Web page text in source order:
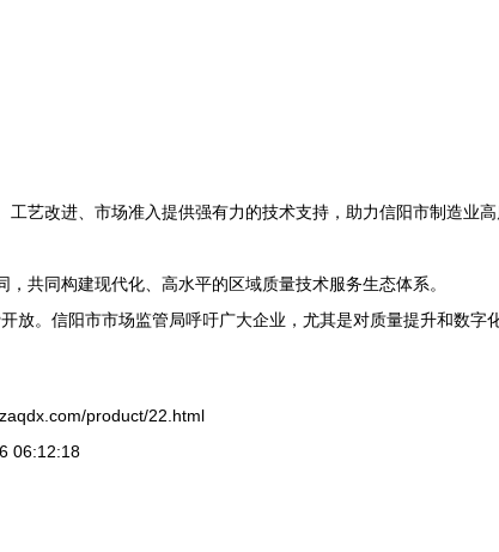
艺改进、市场准入提供强有力的技术支持，助力信阳市制造业
共同构建现代化、高水平的区域质量技术服务生态体系。
放。信阳市市场监管局呼吁广大企业，尤其是对质量提升和数字
product/22.html
06:12:18